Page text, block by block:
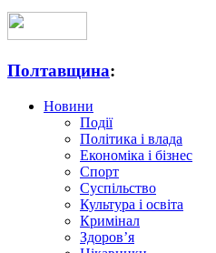
Полтавщина:
Новини
Події
Політика і влада
Економіка і бізнес
Спорт
Суспільство
Культура і освіта
Кримінал
Здоров’я